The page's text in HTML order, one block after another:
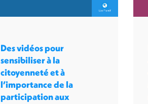
Des vidéos pour
sensibiliser à la
citoyenneté et à
l’importance de la
participation aux